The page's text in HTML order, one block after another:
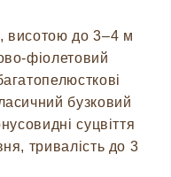
висотою до 3–4 м
фіолетовий
бузковий
суцвіття
тривалість до 3